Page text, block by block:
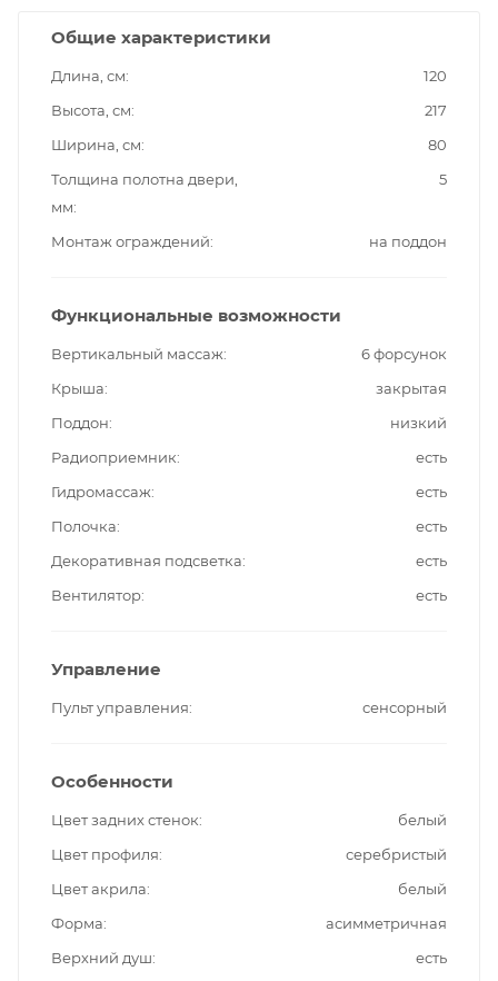
Общие характеристики
Длина, см
120
Высота, см
217
Ширина, см
80
Толщина полотна двери,
мм
5
Монтаж ограждений на поддон
Функциональные возможности
Вертикальный массаж
6 форсунок
Крыша
закрытая
Поддон
низкий
Радиоприемник
есть
Гидромассаж
есть
Полочка
есть
Декоративная подсветка
есть
Вентилятор
есть
Управление
Пульт управления сенсорный
Особенности
Цвет задних стенок
белый
Цвет профиля
серебристый
Цвет акрила
белый
Форма
асимметричная
Верхний душ
есть